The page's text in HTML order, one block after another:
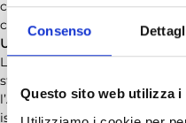
Consenso
Questo sito web utilizza i
custodi silenziose di storie
culture.
Una giornata per ritrovarsi
La Visita Culturale del
stata un’esperienza
l’Associazione, fuori dalle
istituzionali, ma dentro la